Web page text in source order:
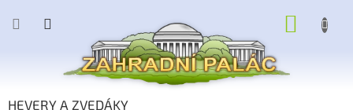
HEVERY A ZVEDÁKY